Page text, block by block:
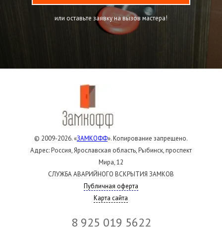
или оставьте заявку на вызов мастера!
© 2009-2026. «ЗАМКОФФ». Копирование запрещено.
Адрес: Россия, Ярославская область, Рыбинск, проспект
Мира, 12
СЛУЖБА АВАРИЙНОГО ВСКРЫТИЯ ЗАМКОВ
Публичная оферта
Карта сайта
8 925 019 5622